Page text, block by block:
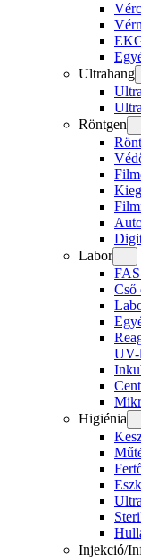
Ultrahang
Röntgen
Labor
Cső
UV-
Higiénia
Injekció/